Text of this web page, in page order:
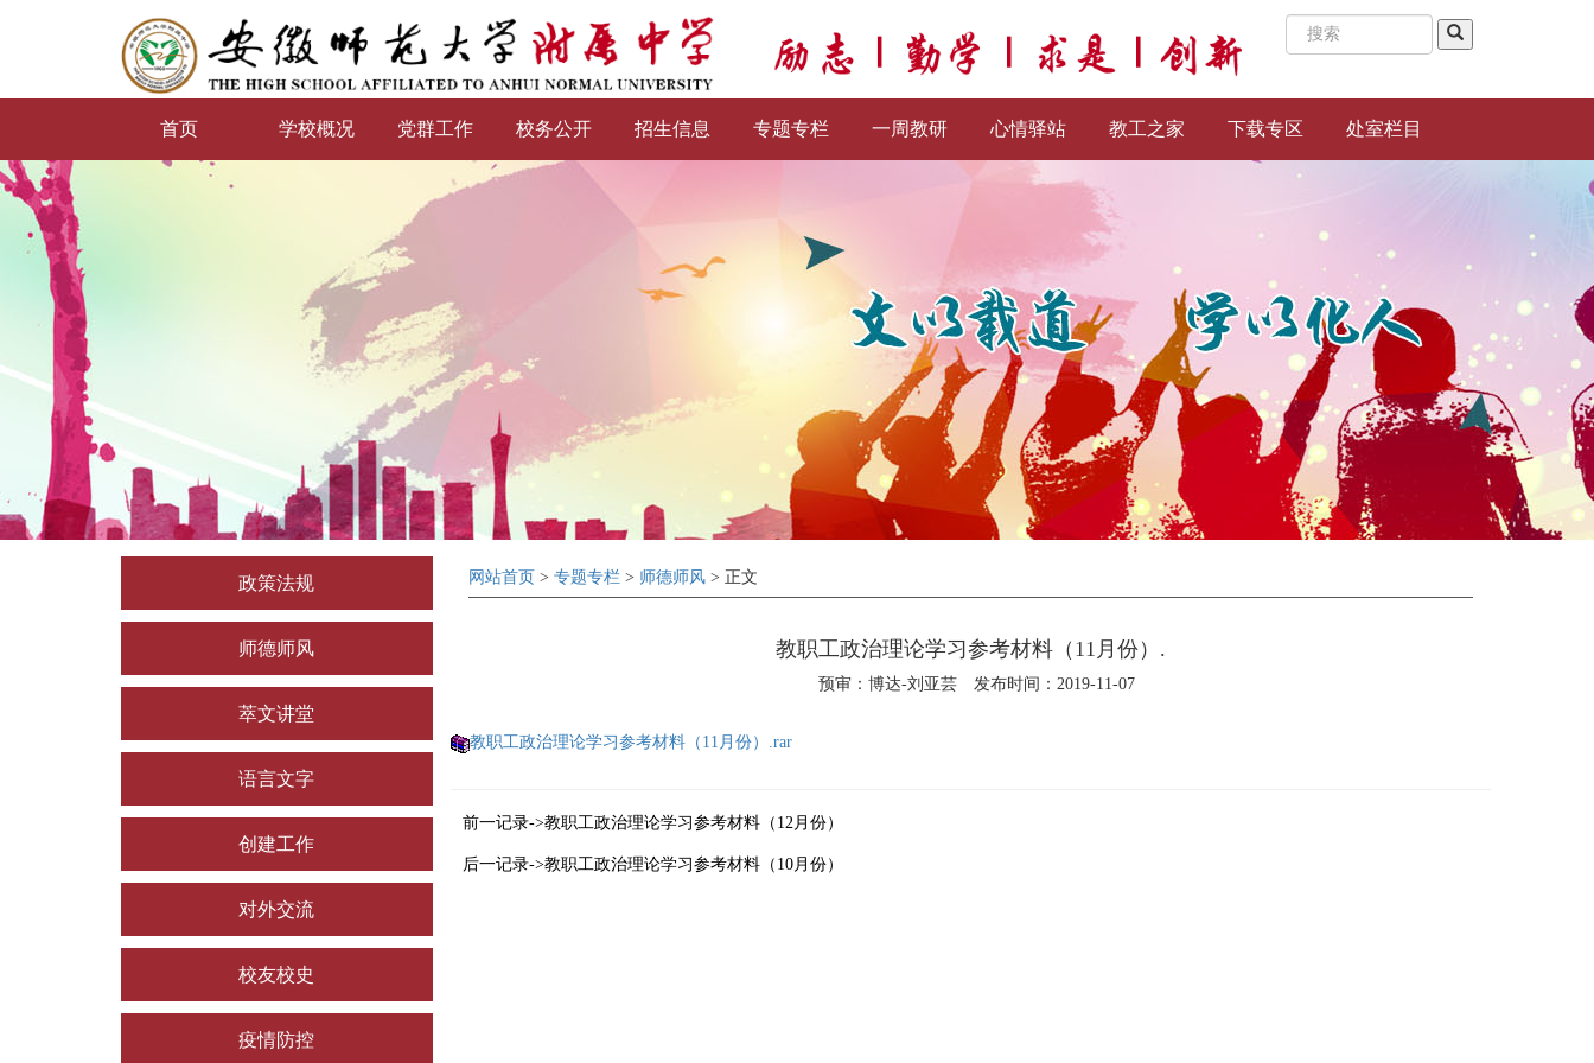
首页 学校概况 党群工作 校务公开 招生信息 专题专栏 一周教研 心情驿站 教工之家 下载专区 处室栏目
政策法规
师德师风
萃文讲堂
语言文字
创建工作
对外交流
校友校史
疫情防控
网站首页 > 专题专栏> 师德师风> 正文
教职工政治理论学习参考材料（11月份）.
预审：博达-刘亚芸 发布时间：2019-11-07
教职工政治理论学习参考材料（11月份）.rar
前一记录->教职工政治理论学习参考材料（12月份）
后一记录->教职工政治理论学习参考材料（10月份）